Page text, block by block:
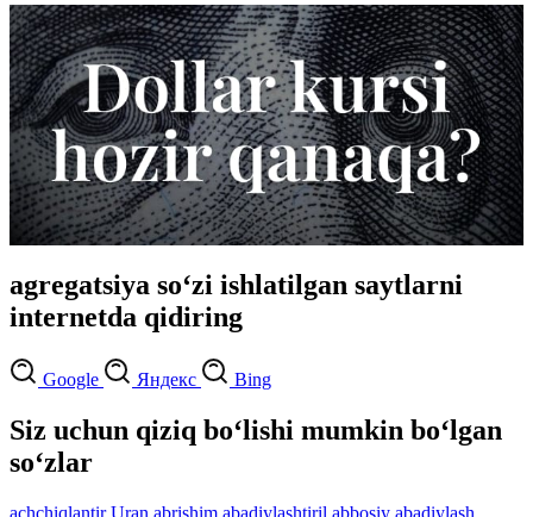
agregatsiya so‘zi ishlatilgan saytlarni
internetda qidiring
Google Яндекс Bing
Siz uchun qiziq bo‘lishi mumkin bo‘lgan
so‘zlar
achchiqlantir Uran abrishim abadiylashtiril abbosiy abadiylash